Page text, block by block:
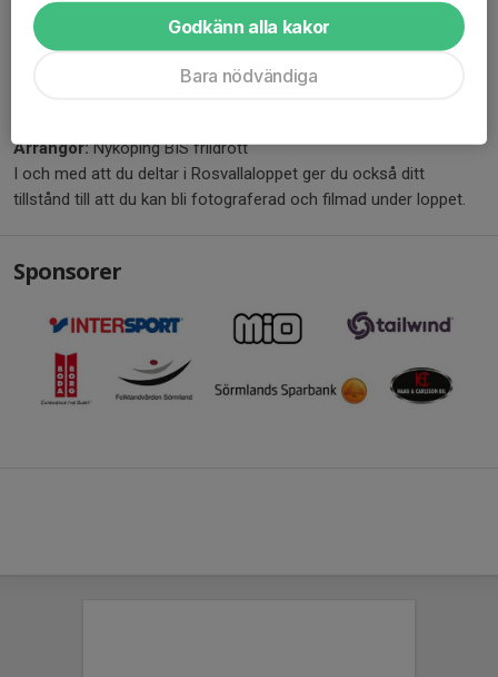
Pris:Prisutdelning sker i anslutning till avslutning av loppet till 1-
2-3 i dam och herrklass. Även utlottade priser från våra
Arrangör:Nyköping BIS friidrott
I och med att du deltar i Rosvallaloppet ger du också ditt
tillstånd till att du kan bli fotograferad och filmad under loppet.
Sponsorer
Godkänn alla kakor
Bara nödvändiga